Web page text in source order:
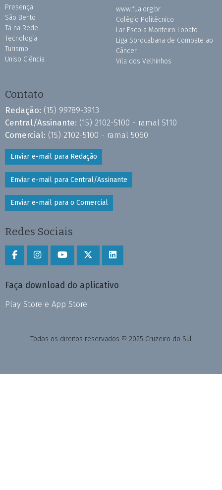
Presença
São Bento
Tá na Rede
Tecnologia
Turismo
Uniso Ciência
www.fua.org.br
Colégio Politécnico
Lar Escola Monteiro Lobato
Liga Sorocabana de Combate ao
Câncer
Vila dos Velhinhos
Contato
Redação: (15) 99789-3913
Central/Assinante: (15) 2102-5100 - ramal 5110
Comercial: (15) 2102-5100 - ramal 5060
Enviar e-mail para Redação
Enviar e-mail para Central/Assinante
Enviar e-mail para o Comercial
Redes Sociais
Faça download do aplicativo
Play Store e App Store
Todos os direitos reservados © 2025 Cruzeiro do Sul